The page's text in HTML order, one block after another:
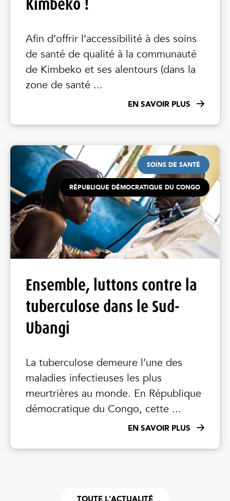
Kimbeko !
Afin d’offrir l’accessibilité à des soins
de santé de qualité à la communauté
de Kimbeko et ses alentours (dans la
zone de santé ...
EN SAVOIR PLUS
SOINS DE SANTÉ
RÉPUBLIQUE DÉMOCRATIQUE DU CONGO
Ensemble, luttons contre la
tuberculose dans le Sud-
Ubangi
La tuberculose demeure l’une des
maladies infectieuses les plus
meurtrières au monde. En République
démocratique du Congo, cette ...
EN SAVOIR PLUS